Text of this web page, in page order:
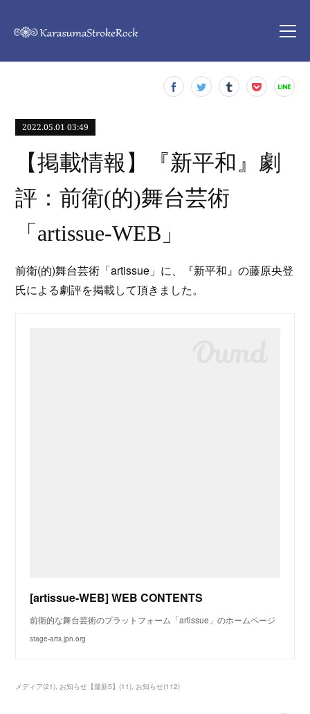
2022.05.01 03:49
【掲載情報】『新平和』劇
評：前衛(的)舞台芸術
「artissue-WEB」
前衛(的)舞台芸術「artissue」に、『新平和』の藤原央登
氏による劇評を掲載して頂きました。
[artissue-WEB] WEB CONTENTS
前衛的な舞台芸術のプラットフォーム「artissue」のホームページ
stage-arts.jpn.org
メディア(21) お知らせ【最新5】(11) お知らせ(112)